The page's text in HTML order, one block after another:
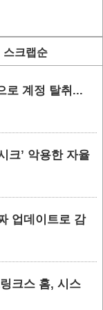
스크랩순
로 계정 탈취...
크’ 악용한 자율
업데이트로 감
크스 홈, 시스